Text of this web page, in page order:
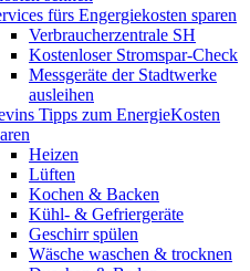
fürs Engergiekosten sparen
Verbraucherzentrale SH
Kostenloser Stromspar-Check
Messgeräte der Stadtwerke
ausleihen
Tipps zum EnergieKosten
Heizen
Lüften
Kochen & Backen
Kühl- & Gefriergeräte
Geschirr spülen
Wäsche waschen & trocknen